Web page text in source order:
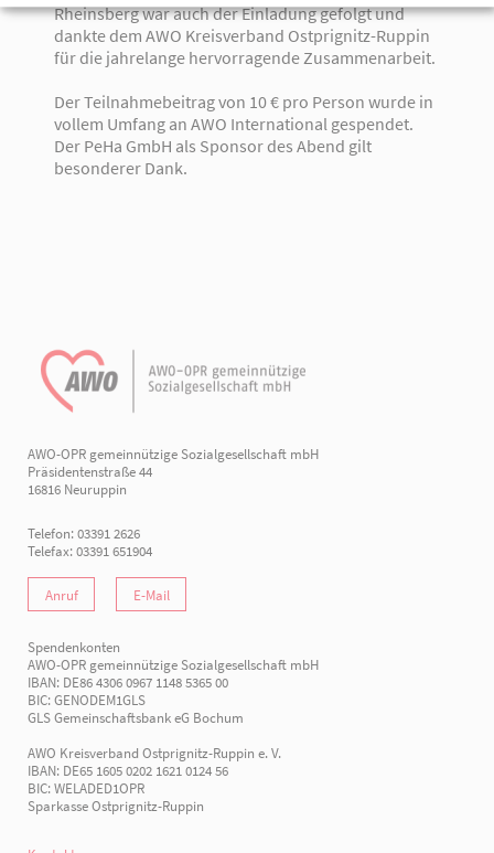
Rheinsberg war auch der Einladung gefolgt und
dankte dem AWO Kreisverband Ostprignitz-Ruppin
für die jahrelange hervorragende Zusammenarbeit.
Der Teilnahmebeitrag von 10 € pro Person wurde in
vollem Umfang an AWO International gespendet.
Der PeHa GmbH als Sponsor des Abend gilt
besonderer Dank.
AWO-OPR gemeinnützige Sozialgesellschaft mbH
Präsidentenstraße 44
16816 Neuruppin
Telefon: 03391 2626
Telefax: 03391 651904
Anruf E-Mail
Spendenkonten
AWO-OPR gemeinnützige Sozialgesellschaft mbH
IBAN: DE86 4306 0967 1148 5365 00
BIC: GENODEM1GLS
GLS Gemeinschaftsbank eG Bochum
AWO Kreisverband Ostprignitz-Ruppin e. V.
IBAN: DE65 1605 0202 1621 0124 56
BIC: WELADED1OPR
Sparkasse Ostprignitz-Ruppin